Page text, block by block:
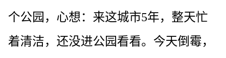
个公园，心想：来这城市5年，整天忙
着清洁，还没进公园看看。今天倒霉，